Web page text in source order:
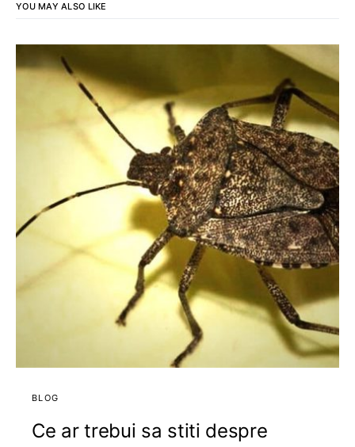
YOU MAY ALSO LIKE
BLOG
Ce ar trebui sa stiti despre